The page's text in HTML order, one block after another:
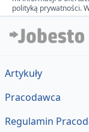
polityką prywatności.
Artykuły
Pracodawca
Regulamin